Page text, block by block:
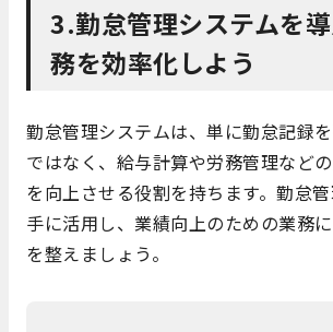
3.勤怠管理システムを
務を効率化しよう
勤怠管理システムは、単に勤怠記録
ではなく、給与計算や労務管理など
を向上させる役割を持ちます。勤怠
手に活用し、業績向上のための業務
を整えましょう。